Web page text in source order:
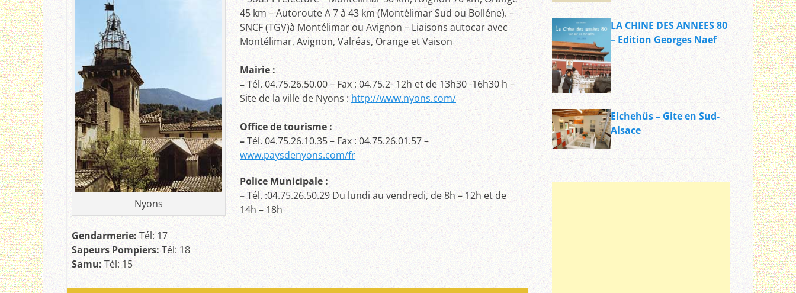
Nyons
45 km – Autoroute A 7 à 43 km (Montélimar Sud ou Bolléne). –
SNCF (TGV)à Montélimar ou Avignon – Liaisons autocar avec
Montélimar, Avignon, Valréas, Orange et Vaison
Mairie :
–Tél. 04.75.26.50.00– Fax : 04.75.2-12h et de 13h30 -16h30 h –
Site de la ville de Nyons :http://www.nyons.com/
Office de tourisme :
–Tél. 04.75.26.10.35– Fax : 04.75.26.01.57 –
www.paysdenyons.com/fr
Police Municipale :
–Tél. :04.75.26.50.29 Du lundi au vendredi, de 8h – 12h et de
14h – 18h
Gendarmerie:Tél: 17
Sapeurs Pompiers:Tél: 18
Samu: Tél: 15
LA CHINE DES ANNEES 80
– Edition Georges Naef
Eichehüs – Gite en Sud-
Alsace